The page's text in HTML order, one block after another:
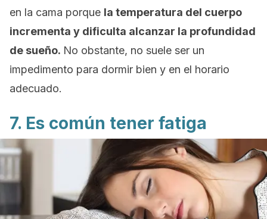
en la cama porque la temperatura del cuerpo
incrementa y dificulta alcanzar la profundidad
de sueño. No obstante, no suele ser un
impedimento para dormir bien y en el horario
adecuado.
7. Es común tener fatiga